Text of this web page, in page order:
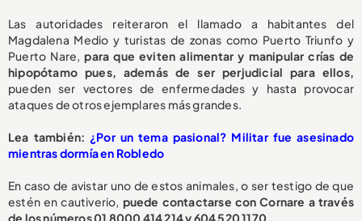
Las autoridades reiteraron el llamado a habitantes del
Magdalena Medio y turistas de zonas como Puerto Triunfo y
Puerto Nare, para que eviten alimentar y manipular crías de
hipopótamo pues, además de ser perjudicial para ellos,
pueden ser vectores de enfermedades y hasta provocar
ataques de otros ejemplares más grandes.
Lea también: ¿Por un tema pasional? Militar fue asesinado
mientras dormía en Robledo
En caso de avistar uno de estos animales, o ser testigo de que
estén en cautiverio, puede contactarse con Cornare a través
de los números 01 8000 414 214 y 604 520 1170.